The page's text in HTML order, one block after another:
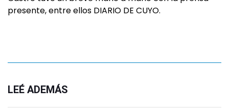
presente, entre ellos DIARIO DE CUYO.
LEÉ ADEMÁS